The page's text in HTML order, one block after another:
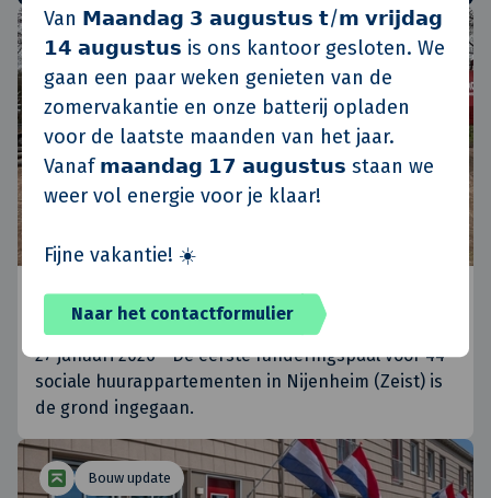
Van 𝗠𝗮𝗮𝗻𝗱𝗮𝗴 𝟯 𝗮𝘂𝗴𝘂𝘀𝘁𝘂𝘀 𝘁/𝗺 𝘃𝗿𝗶𝗷𝗱𝗮𝗴
𝟭𝟰 𝗮𝘂𝗴𝘂𝘀𝘁𝘂𝘀 is ons kantoor gesloten. We
gaan een paar weken genieten van de
zomervakantie en onze batterij opladen
voor de laatste maanden van het jaar.
Vanaf 𝗺𝗮𝗮𝗻𝗱𝗮𝗴 𝟭𝟳 𝗮𝘂𝗴𝘂𝘀𝘁𝘂𝘀 staan we
weer vol energie voor je klaar!
Fijne vakantie! ☀️
Naar het contactformulier
Bouw update
Start bouw 44 sociale
huurappartementen Nijenheim in Zeist
27 januari 2026 - De eerste funderingspaal voor 44
sociale huurappartementen in Nijenheim (Zeist) is
de grond ingegaan.
Bouw update